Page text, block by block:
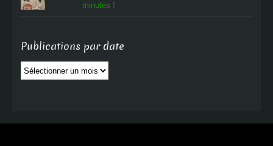
minutes !
Publications par date
Publications
par